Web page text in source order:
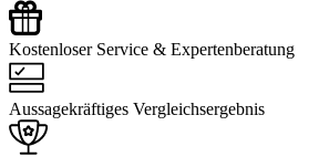
Kostenloser Service & Expertenberatung
Aussagekräftiges Vergleichsergebnis